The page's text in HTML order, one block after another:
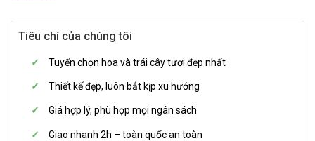
Tiêu chí của chúng tôi
Tuyển chọn hoa và trái cây tươi đẹp nhất
Thiết kế đẹp, luôn bắt kịp xu hướng
Giá hợp lý, phù hợp mọi ngân sách
Giao nhanh 2h – toàn quốc an toàn